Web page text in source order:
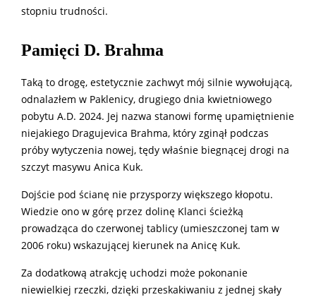
stopniu trudności.
Pamięci D. Brahma
Taką to drogę, estetycznie zachwyt mój silnie wywołującą,
odnalazłem w Paklenicy, drugiego dnia kwietniowego
pobytu A.D. 2024. Jej nazwa stanowi formę upamiętnienie
niejakiego Dragujevica Brahma, który zginął podczas
próby wytyczenia nowej, tędy właśnie biegnącej drogi na
szczyt masywu Anica Kuk.
Dojście pod ścianę nie przysporzy większego kłopotu.
Wiedzie ono w górę przez dolinę Klanci ścieżką
prowadząca do czerwonej tablicy (umieszczonej tam w
2006 roku) wskazującej kierunek na Anicę Kuk.
Za dodatkową atrakcję uchodzi może pokonanie
niewielkiej rzeczki, dzięki przeskakiwaniu z jednej skały